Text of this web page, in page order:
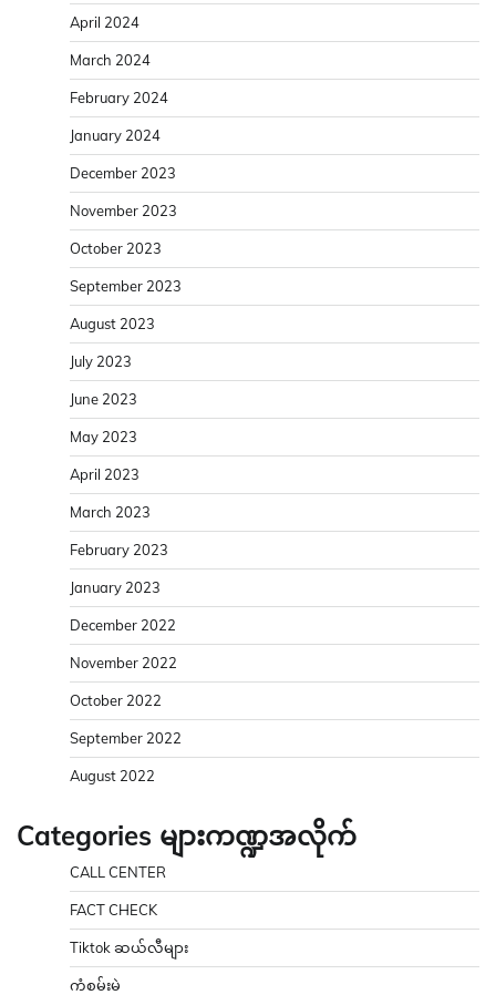
April 2024
March 2024
February 2024
January 2024
December 2023
November 2023
October 2023
September 2023
August 2023
July 2023
June 2023
May 2023
April 2023
March 2023
February 2023
January 2023
December 2022
November 2022
October 2022
September 2022
August 2022
Categories များကဏ္ဍအလိုက်
CALL CENTER
FACT CHECK
Tiktok ဆယ်လီများ
ကံစမ်းမဲ